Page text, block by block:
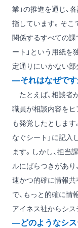
業」の推進を通じ、
指しています。そこ
関係するすべての課
ート」という用紙を
定通りにいかない部
―それはなぜです
たとえば、相談者
職員が相談内容をヒ
も発覚したとします
なぐシート」に記入
ます。しかし、担
ルにばらつきがあり
速かつ的確に情報共
で、もっと的確に情
アイネス社からシス
―どのようなシス